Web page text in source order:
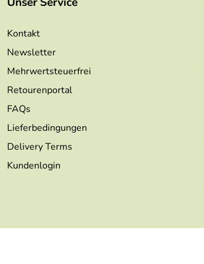
Kontakt
Newsletter
Mehrwertsteuerfrei
Retourenportal
FAQs
Lieferbedingungen
Delivery Terms
Kundenlogin